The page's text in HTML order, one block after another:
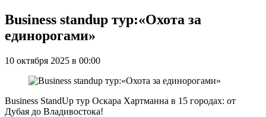
Business standup тур:«Охота за
единорогами»
10 октября 2025 в 00:00
Business StandUp тур Оскара Хартманна в 15 городах: от
Дубая до Владивостока!